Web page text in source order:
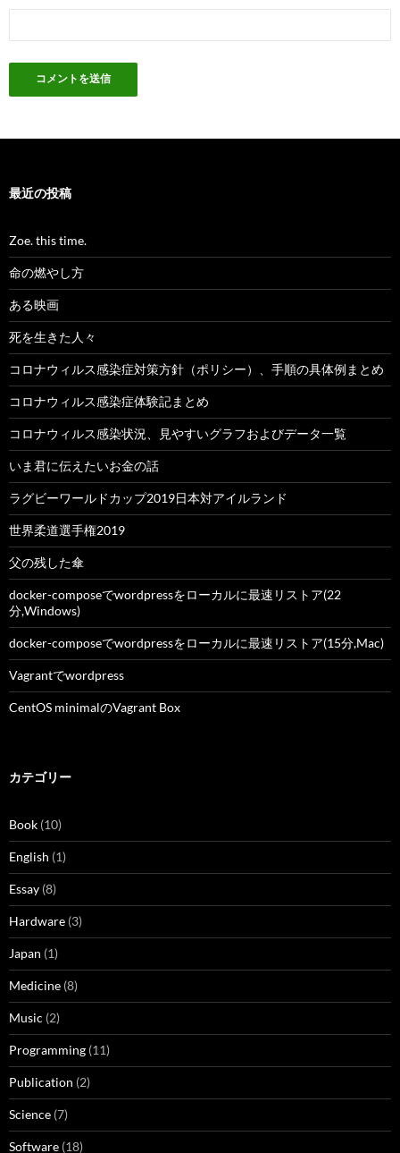
最近の投稿
Zoe. this time.
命の燃やし方
ある映画
死を生きた人々
コロナウィルス感染症対策方針（ポリシー）、手順の具体例まとめ
コロナウィルス感染症体験記まとめ
コロナウィルス感染状況、見やすいグラフおよびデータ一覧
いま君に伝えたいお金の話
ラグビーワールドカップ2019日本対アイルランド
世界柔道選手権2019
父の残した傘
docker-composeでwordpressをローカルに最速リストア(22
分,Windows)
docker-composeでwordpressをローカルに最速リストア(15分,Mac)
Vagrantでwordpress
CentOS minimalのVagrant Box
カテゴリー
Book (10)
English (1)
Essay (8)
Hardware (3)
Japan (1)
Medicine (8)
Music (2)
Programming (11)
Publication (2)
Science (7)
Software (18)